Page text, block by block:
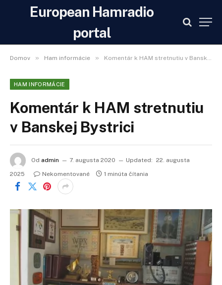
European Hamradio
portal
Domov » Ham informácie » Komentár k HAM stretnutiu v Banskej Bystrici
HAM INFORMÁCIE
Komentár k HAM stretnutiu
v Banskej Bystrici
Od admin 7. augusta 2020 Updated: 22. augusta
2025
Nekomentované 1 minúta čítania